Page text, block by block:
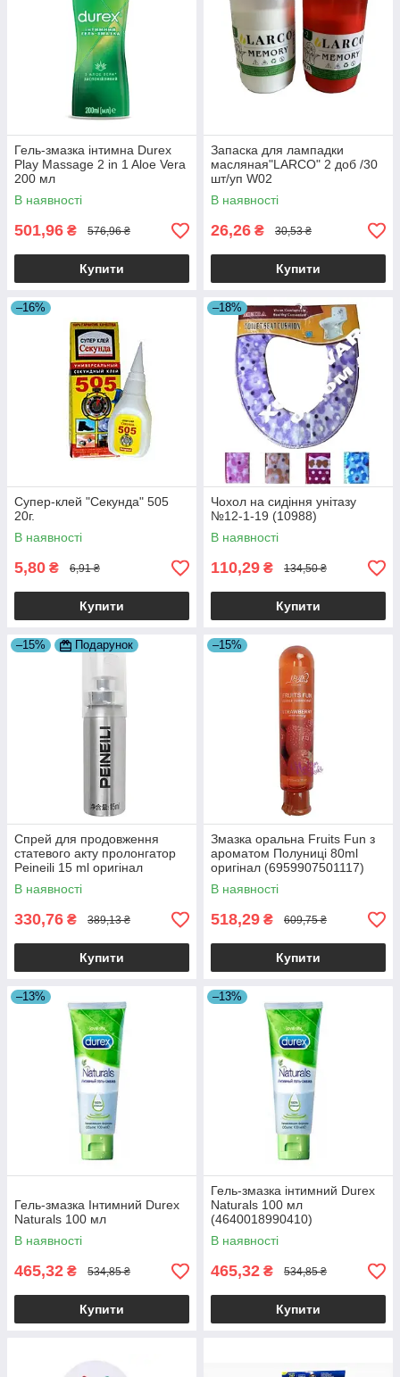
Гель-змазка інтимна Durex
Play Massage 2 in 1 Aloe Vera
200 мл
В наявності
501,96 ₴ 576,96 ₴
Купити
Запаска для лампадки
масляная"LARCO" 2 доб /30
шт/уп W02
В наявності
26,26 ₴ 30,53 ₴
Купити
–16%
Супер-клей "Секунда" 505
20г.
В наявності
5,80 ₴ 6,91 ₴
Купити
–18%
Чохол на сидіння унітазу
№12-1-19 (10988)
В наявності
110,29 ₴ 134,50 ₴
Купити
–15% Подарунок
Спрей для продовження
статевого акту пролонгатор
Peineili 15 ml оригінал
6971298380218
В наявності
330,76 ₴ 389,13 ₴
Купити
–15%
Змазка оральна Fruits Fun з
ароматом Полуниці 80ml
оригінал (6959907501117)
В наявності
518,29 ₴ 609,75 ₴
Купити
–13%
Гель-змазка Інтимний Durex
Naturals 100 мл
В наявності
465,32 ₴ 534,85 ₴
Купити
–13%
Гель-змазка інтимний Durex
Naturals 100 мл
(4640018990410)
В наявності
465,32 ₴ 534,85 ₴
Купити